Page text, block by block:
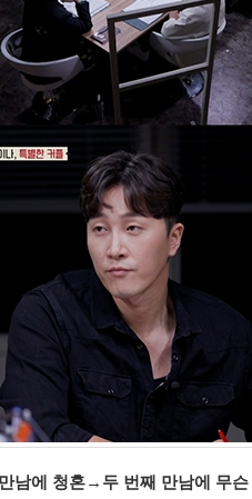
남에 청혼→두 번째 만남에 무슨